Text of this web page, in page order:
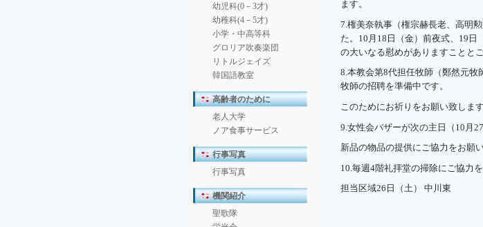
ます。
7.権美奈執事（権宗赫長老、高明
た。10月18日（金）前夜式、19日
の大いなる慰めがありますことと
8.本教会第8代担任牧師（鄭然元
牧師の招聘を準備中です。
このためにお祈りをお願い致します
9.女性会バザーが次の主日（10月
新品の物品の提供にご協力をお願
10.毎週4階礼拝堂の掃除にご協力
担当区域26日（土） 中川東
幼児科(0－3才)
幼稚科(4－5才)
小学・中高等科
グロリア吹奏楽団
リトルジェイズ
韓国語教室
高齢者のために
老人大学
ノア食事サービス
行事写真
行事写真
機関紹介
聖歌隊